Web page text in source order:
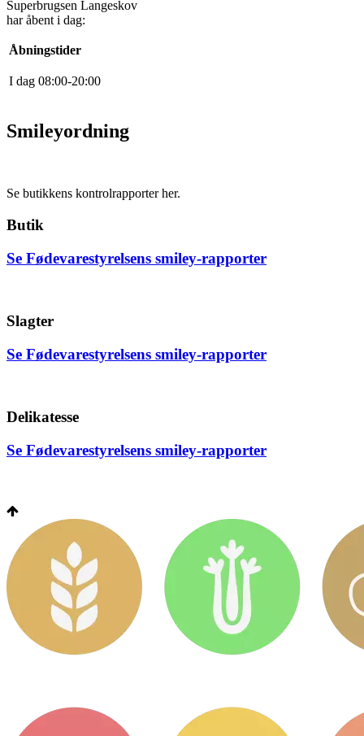
Superbrugsen Langeskov
har åbent i dag:
Åbningstider
I dag 08:00-20:00
Smileyordning
Se butikkens kontrolrapporter her.
Butik
Se Fødevarestyrelsens smiley-rapporter
Slagter
Se Fødevarestyrelsens smiley-rapporter
Delikatesse
Se Fødevarestyrelsens smiley-rapporter